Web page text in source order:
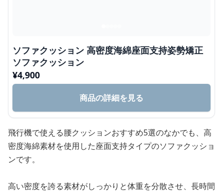
ソファクッション 高密度海綿座面支持姿勢矯正
ソファクッション
¥4,900
商品の詳細を見る
飛行機で使える腰クッションおすすめ5選のなかでも、高
密度海綿素材を使用した座面支持タイプのソファクッショ
ンです。
高い密度を誇る素材がしっかりと体重を分散させ、長時間